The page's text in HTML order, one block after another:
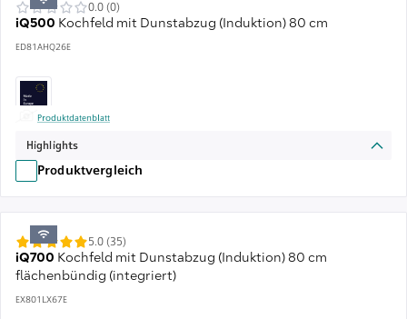
iQ500 Kochfeld mit Dunstabzug (Induktion) 80 cm
ED81AHQ26E
0.0 (0)
Produktdatenblatt
Highlights
Produktvergleich
iQ700 Kochfeld mit Dunstabzug (Induktion) 80 cm
flächenbündig (integriert)
EX801LX67E
5.0 (35)